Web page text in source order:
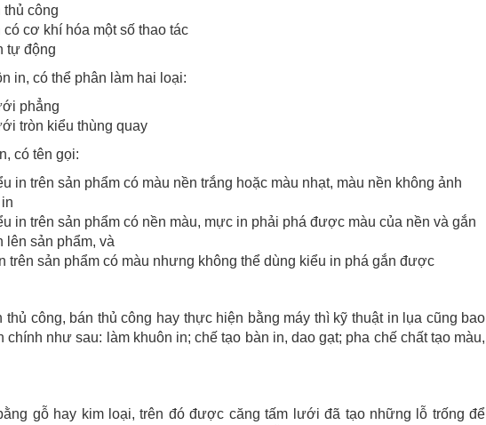
thủ công
có cơ khí hóa một số thao tác
tự động
in, có thể phân làm hai loại:
phẳng
tròn kiểu thùng quay
có tên gọi:
in trên sản phẩm có màu nền trắng hoặc màu nhạt, màu nền không ảnh
in trên sản phẩm có nền màu, mực in phải phá được màu của nền và gắn
lên sản phẩm, và
trên sản phẩm có màu nhưng không thể dùng kiểu in phá gắn được
thủ công, bán thủ công hay thực hiện bằng máy thì kỹ thuật in lụa cũng bao
chính như sau: làm khuôn in; chế tạo bàn in, dao gạt; pha chế chất tạo màu,
gỗ hay kim loại, trên đó được căng tấm lưới đã tạo những lỗ trống để